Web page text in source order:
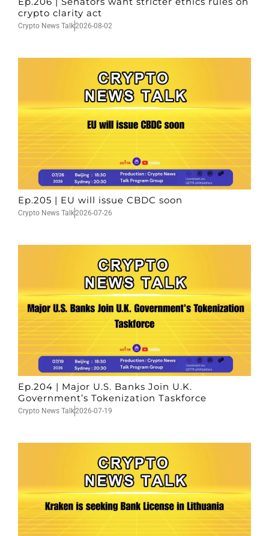
crypto clarity act
Crypto News Talk2026-08-02
Ep.205 | EU will issue CBDC soon
Crypto News Talk2026-07-26
Ep.204 | Major U.S. Banks Join U.K.
Government’s Tokenization Taskforce
Crypto News Talk2026-07-19